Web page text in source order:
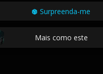
Surpreenda-me
Mais como este